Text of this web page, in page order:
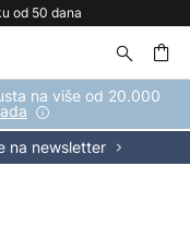
na više od 20.000
na newsletter